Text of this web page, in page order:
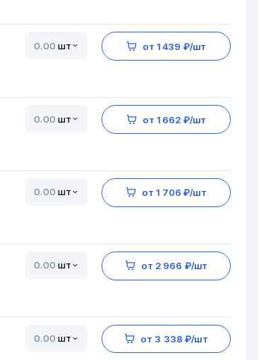
шт от 1 439 ₽/шт
шт от 1 662 ₽/шт
шт от 1 706 ₽/шт
шт от 2 966 ₽/шт
шт от 3 338 ₽/шт